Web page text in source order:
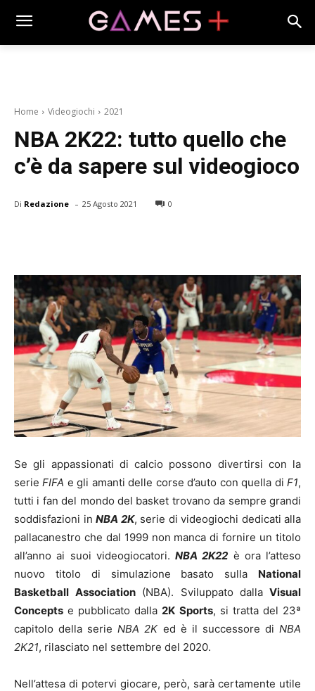
Home Videogiochi 2021
NBA 2K22: tutto quello che
c’è da sapere sul videogioco
Di Redazione - 25 Agosto 2021 0
Se gli appassionati di calcio possono divertirsi con la
serieFIFA e gli amanti delle corse d’auto con quella diF1,
tutti i fan del mondo del basket trovano da sempre grandi
soddisfazioni in NBA 2K, serie di videogiochi dedicati alla
pallacanestro che dal 1999 non manca di fornire un titolo
all’anno ai suoi videogiocatori. NBA 2K22 è ora l’atteso
nuovo titolo di simulazione basato sulla National
Basketball Association(NBA). Sviluppato dalla Visual
Concepts e pubblicato dalla2K Sports, si tratta del 23ª
capitolo della serieNBA 2Ked è il successore diNBA
2K21, rilasciato nel settembre del 2020.
Nell’attesa di potervi giocare, però, sarà certamente utile